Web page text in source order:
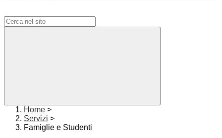
Home >
Servizi >
Famiglie e Studenti